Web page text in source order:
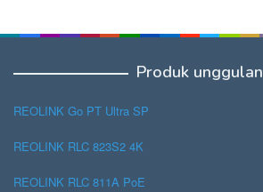
Produk unggulan
REOLINK Go PT Ultra SP
REOLINK RLC 823S2 4K
REOLINK RLC 811A PoE